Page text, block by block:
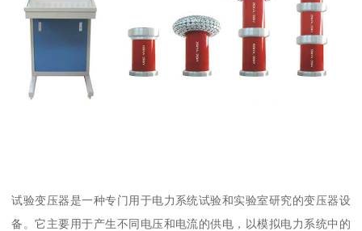
试验变压器是一种专门用于电力系统试验和实验室研究的变压器设
备。它主要用于产生不同电压和电流的供电，以模拟电力系统中的